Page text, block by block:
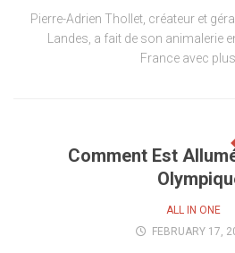
Pierre-Adrien Thollet, créateur et
Landes, a fait de son animalerie
France avec plus
Comment Est
ALL IN ONE
FEBRUARY 17,